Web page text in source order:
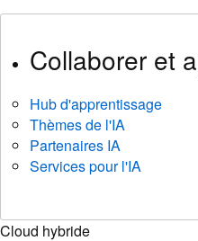
Collaborer et
Hub d'apprentissage
Thèmes de l'IA
Partenaires IA
Services pour l'IA
Cloud hybride